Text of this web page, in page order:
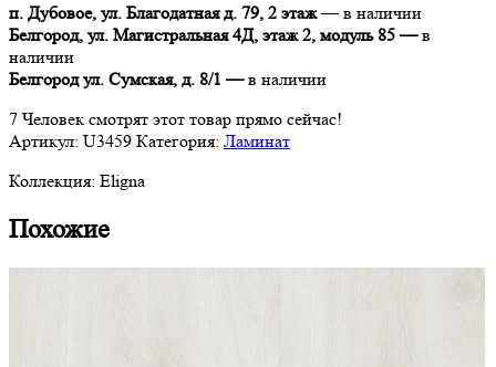
Eligna
U3459
Дуб
теплый
промасленный
п. Дубовое, ул. Благодатная д. 79, 2 этаж— в наличии
Белгород, ул. Магистральная 4Д, этаж 2, модуль 85 —в
наличии
Белгород ул. Сумская, д. 8/1 —в наличии
7 Человек смотрят этот товар прямо сейчас!
Артикул: U3459 Категория: Ламинат
Коллекция: Eligna
Похожие